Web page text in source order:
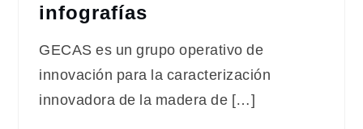
infografías
GECAS es un grupo operativo de
innovación para la caracterización
innovadora de la madera de […]